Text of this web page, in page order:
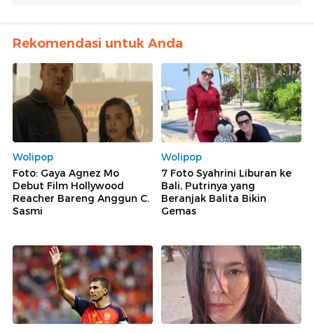
Rekomendasi untuk Anda
Wolipop
Foto: Gaya Agnez Mo
Debut Film Hollywood
Reacher Bareng Anggun C.
Sasmi
Wolipop
7 Foto Syahrini Liburan ke
Bali, Putrinya yang
Beranjak Balita Bikin
Gemas